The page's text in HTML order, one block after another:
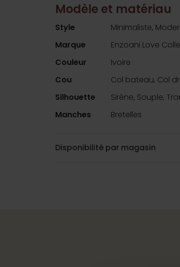
Modèle et matériau
Style
Minimaliste,
Marque
Enzoani Love
Couleur
Ivoire
Cou
Col bateau, Col
Silhouette
Sirène, Souple,
Manches
Bretelles
Disponibilité par magasin